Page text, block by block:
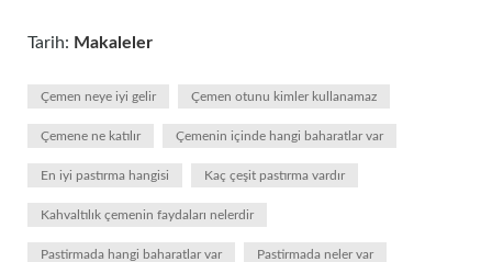
Tarih: Makaleler
Çemen neye iyi gelir Çemen otunu kimler kullanamaz
Çemene ne katılır Çemenin içinde hangi baharatlar var
En iyi pastırma hangisi Kaç çeşit pastırma vardır
Kahvaltılık çemenin faydaları nelerdir
Pastirmada hangi baharatlar var Pastirmada neler var